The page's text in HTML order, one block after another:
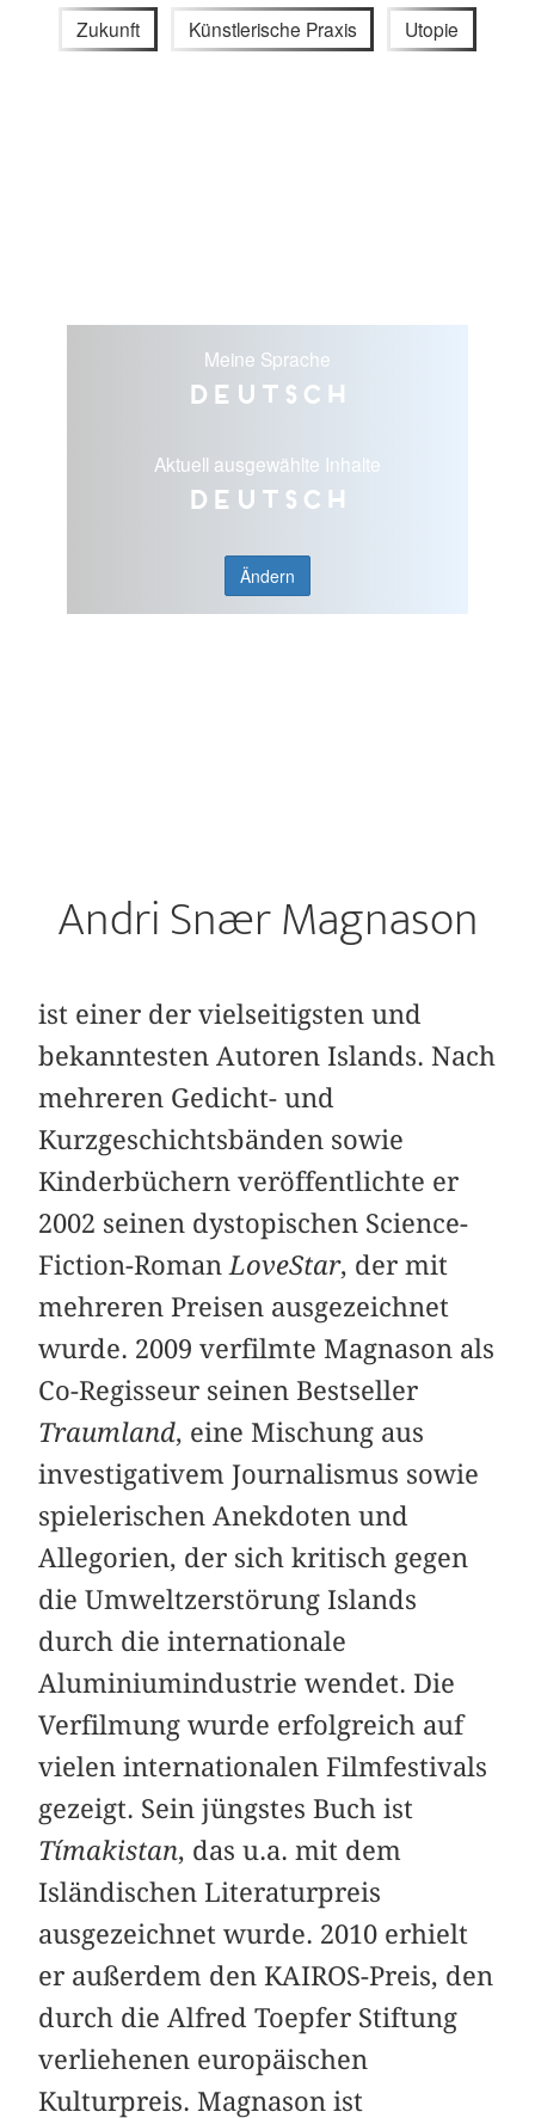
Zukunft Künstlerische Praxis Utopie
Meine Sprache
Deutsch
Aktuell ausgewählte Inhalte
Deutsch
Ändern
Andri Snær Magnason
ist einer der vielseitigsten und
bekanntesten Autoren Islands. Nach
mehreren Gedicht- und
Kurzgeschichtsbänden sowie
Kinderbüchern veröffentlichte er
2002 seinen dystopischen Science-
Fiction-Roman LoveStar, der mit
mehreren Preisen ausgezeichnet
wurde. 2009 verfilmte Magnason als
Co-Regisseur seinen Bestseller
Traumland, eine Mischung aus
investigativem Journalismus sowie
spielerischen Anekdoten und
Allegorien, der sich kritisch gegen
die Umweltzerstörung Islands
durch die internationale
Aluminiumindustrie wendet. Die
Verfilmung wurde erfolgreich auf
vielen internationalen Filmfestivals
gezeigt. Sein jüngstes Buch ist
Tímakistan, das u.a. mit dem
Isländischen Literaturpreis
ausgezeichnet wurde. 2010 erhielt
er außerdem den KAIROS-Preis, den
durch die Alfred Toepfer Stiftung
verliehenen europäischen
Kulturpreis. Magnason ist